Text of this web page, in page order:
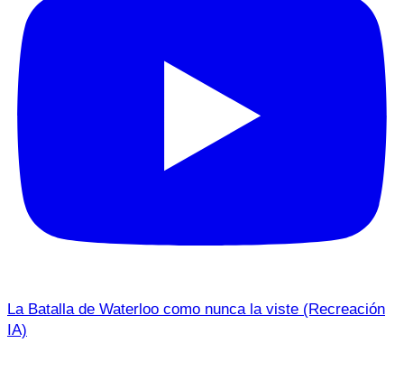
La Batalla de Waterloo como nunca la viste (Recreación
IA)